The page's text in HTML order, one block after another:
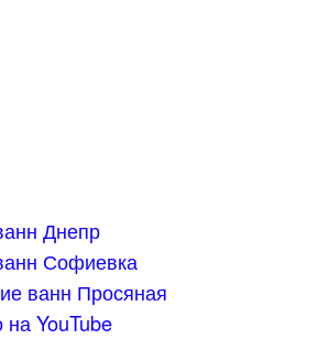
Днепр
Софиевка
ванн Просяная
YouTube